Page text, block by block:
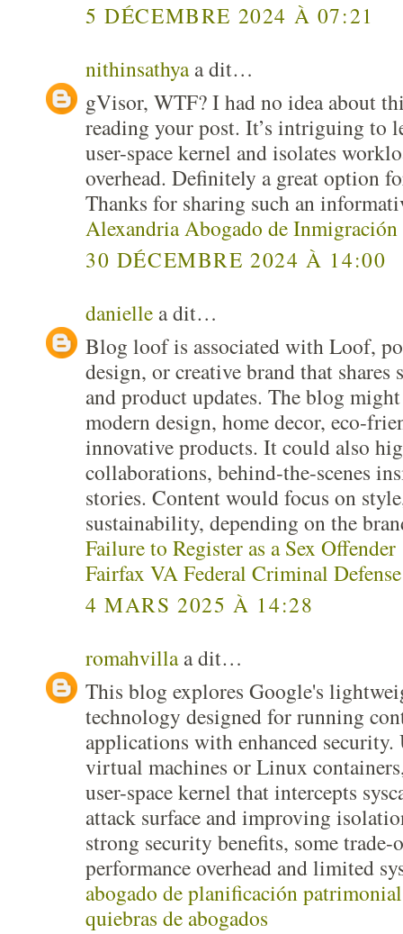
5 DÉCEMBRE 2024 À 07:21
nithinsathyaa dit…
gVisor, WTF? I had no idea about
reading your post. It’s intriguing to
user-space kernel and isolates
overhead. Definitely a great option
Thanks for sharing such an
Alexandria Abogado de Inmigración
30 DÉCEMBRE 2024 À 14:00
danielle a dit…
Blog loof is associated with Loof,
design, or creative brand that
and product updates. The blog
modern design, home decor, eco-
innovative products. It could also
collaborations, behind-the-scenes
stories. Content would focus on
sustainability, depending on the
Failure to Register as a Sex Offender
Fairfax VA Federal Criminal
4 MARS 2025 À 14:28
romahvillaa dit…
This blog explores Google's
technology designed for running
applications with enhanced
virtual machines or Linux
user-space kernel that intercepts
attack surface and improving
strong security benefits, some
performance overhead and limited
abogado de planificación
quiebras de abogados